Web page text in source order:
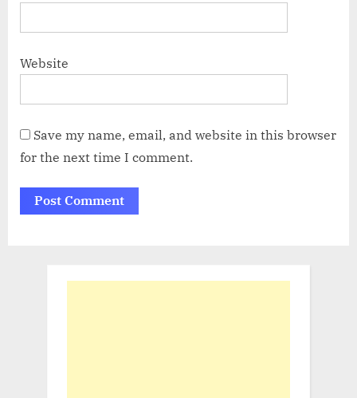
Website
Save my name, email, and website in this browser
for the next time I comment.